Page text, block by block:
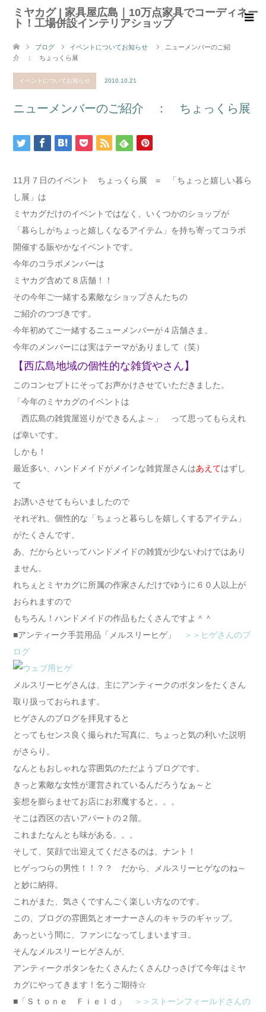
ミヤカグ | 家具屋広島｜10万点家具でコーディネー
ト！工場併設インテリアショップ
ブログ イベントについてお知らせ
ニューメンバーのご紹
介 ： ちょっくら展
イベントについてお知らせ 2010.10.21
ニューメンバーのご紹介 ： ちょっくら展
11月７日のイベント ちょっくら展 = 「ちょっと嬉しい暮ら
し展」は
ミヤカグだけのイベントではなく、いくつかのショップが
「暮らしがちょっと嬉しくなるアイテム」を持ち寄ってコラボ
開催する賑やかなイベントです。
今年のコラボメンバーは
ミヤカグ含めて８店舗！！
その今年ご一緒する素敵なショップさんたちの
ご紹介のつづきです。
今年初めてご一緒するニューメンバーが４店舗さま。
今年のメンバーには実はテーマがありまして（笑）
【西広島地域の個性的な雑貨やさん】
このコンセプトにそってお声かけさせていただきました。
「今年のミヤカグのイベントは
西広島の雑貨屋巡りができるんよ～」 って思ってもらえれ
ば幸いです。
しかも！
最近多い、ハンドメイドがメインな雑貨屋さんはあえてはずし
て
お誘いさせてもらいましたので
それぞれ、個性的な「ちょっと暮らしを嬉しくするアイテム」
がたくさんです。
あ、だからといってハンドメイドの雑貨が少ないわけではあり
ません。
れちぇとミヤカグに所属の作家さんだけでゆうに６０人以上が
おられますので
もちろん！ハンドメイドの作品もたくさんですよ＾＾
■アンティーク手芸用品「メルスリーヒゲ」
＞＞ヒゲさんのブ
ログ
メルスリーヒゲさんは、主にアンティークのボタンをたくさん
取り扱っておられます。
ヒゲさんのブログを拝見すると
とってもセンス良く撮られた写真に、ちょっと気の利いた説明
がさらり。
なんともおしゃれな雰囲気のただようブログです。
きっと素敵な女性が運営されているんだろうなぁ～と
妄想を膨らませてお店にお邪魔すると。。。
そこは西区の古いアパートの２階。
これまたなんとも味がある。。。
そして、笑顔で出迎えてくださるのは、ナント！
ヒゲっつらの男性！！？？ だから、メルスリーヒゲなのね～
と妙に納得。
これがまた、気さくですんごく楽しい方なのです。
この、ブログの雰囲気とオーナーさんのキャラのギャップ。
あっという間に、ファンになってしまいますヨ。
そんなメルスリーヒゲさんが、
アンティークボタンをたくさんたくさんひっさげて今年はミヤ
カグにやってきます！乞うご期待☆
■「Ｓｔｏｎｅ Ｆｉｅｌｄ」
＞＞ストーンフィールドさんの